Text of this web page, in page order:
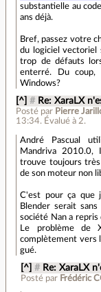
substantielle au
ans déjà.
Bref, passez votre
du logiciel vectoriel
trop de défauts
enterré. Du
Windows?
[^] # Re: XaraLX
Posté par Pierre
13:34. Évalué à 2.
André Pascual
Mandriva 2010.0,
trouve toujours très
de son moteur non
C'est pour ça que
Blender serait
société Nan a
Le problème de
complètement vers
gué.
[^] # Re: XaraLX
Posté par Frédéric